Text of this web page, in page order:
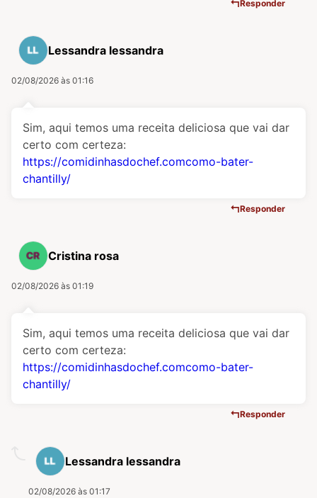
Responder
Lessandra lessandra
02/08/2026 às 01:16
Sim, aqui temos uma receita deliciosa que vai dar
certo com certeza:
https://comidinhasdochef.comcomo-bater-
chantilly/
Responder
Cristina rosa
02/08/2026 às 01:19
Sim, aqui temos uma receita deliciosa que vai dar
certo com certeza:
https://comidinhasdochef.comcomo-bater-
chantilly/
Responder
Lessandra lessandra
02/08/2026 às 01:17